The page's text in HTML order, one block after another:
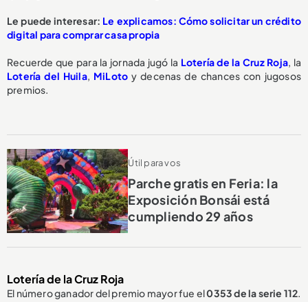
Le puede interesar: Le explicamos: Cómo solicitar un crédito
digital para comprar casa propia
Recuerde que para la jornada jugó la Lotería de la Cruz Roja, la
Lotería del Huila, MiLoto y decenas de chances con jugosos
premios.
Útil para vos
Parche gratis en Feria: la
Exposición Bonsái está
cumpliendo 29 años
Lotería de la Cruz Roja
El número ganador del premio mayor fue el0353de la serie 112.